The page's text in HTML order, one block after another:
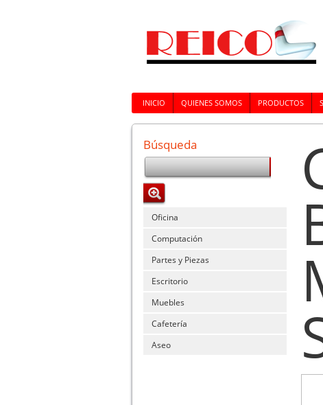
INICIO QUIENES SOMOS PRODUCTOS
Búsqueda
Oficina
Computación
Partes y Piezas
Escritorio
Muebles
Cafetería
Aseo